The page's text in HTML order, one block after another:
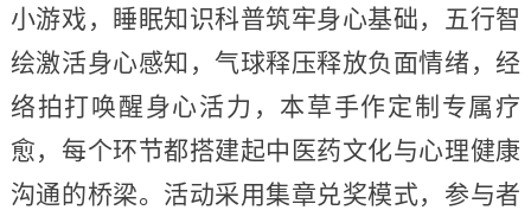
小游戏，睡眠知识科普筑牢身心基础，五行智
绘激活身心感知，气球释压释放负面情绪，经
络拍打唤醒身心活力，本草手作定制专属疗
愈，每个环节都搭建起中医药文化与心理健康
沟通的桥梁。活动采用集章兑奖模式，参与者